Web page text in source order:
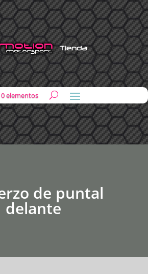
0 elementos
de puntal
delante